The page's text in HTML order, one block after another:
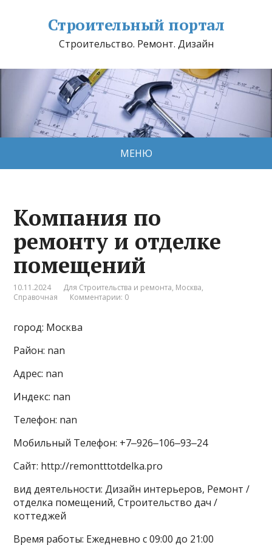
Строительный портал
Строительство. Ремонт. Дизайн
МЕНЮ
Компания по
ремонту и отделке
помещений
10.11.2024 Для Строительства и ремонта, Москва,
Справочная
Комментарии: 0
город: Москва
Район: nan
Адрес: nan
Индекс: nan
Телефон: nan
Мобильный Телефон: +7‒926‒106‒93‒24
Сайт: http://remontttotdelka.pro
вид деятельности: Дизайн интерьеров, Ремонт /
отделка помещений, Строительство дач /
коттеджей
Время работы: Ежедневно с 09:00 до 21:00